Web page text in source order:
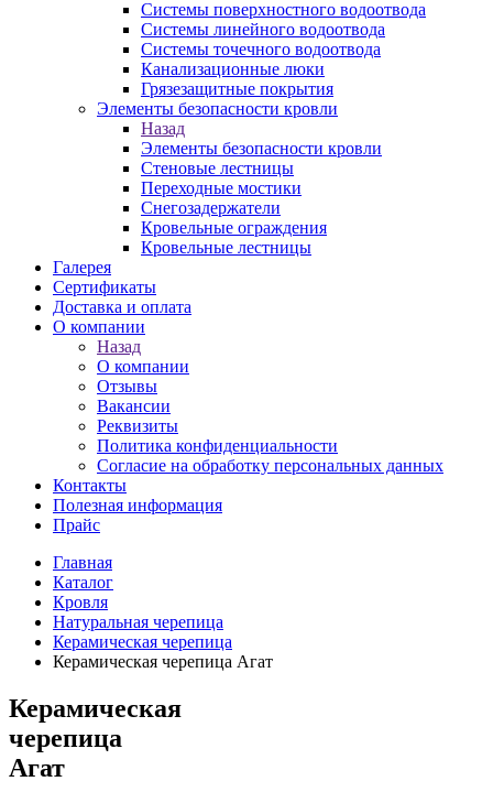
Системы поверхностного водоотвода
Системы линейного водоотвода
Системы точечного водоотвода
Канализационные люки
Грязезащитные покрытия
Элементы безопасности кровли
Назад
Элементы безопасности кровли
Стеновые лестницы
Переходные мостики
Снегозадержатели
Кровельные ограждения
Кровельные лестницы
Галерея
Сертификаты
Доставка и оплата
О компании
Назад
О компании
Отзывы
Вакансии
Реквизиты
Политика конфиденциальности
Согласие на обработку персональных данных
Контакты
Полезная информация
Прайс
Главная
Каталог
Кровля
Натуральная черепица
Керамическая черепица
Керамическая черепица Агат
Керамическая
черепица
Агат